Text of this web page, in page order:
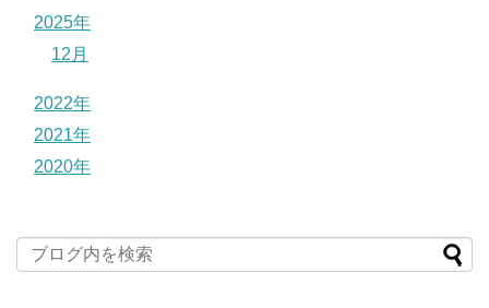
2025年
12月
2022年
2021年
2020年